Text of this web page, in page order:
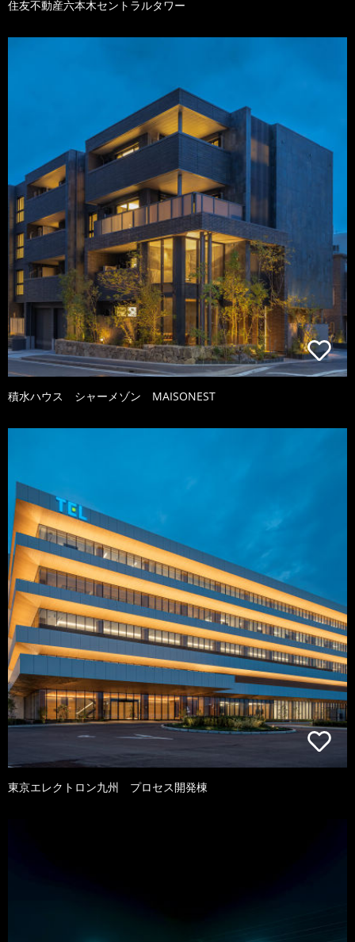
住友不動産六本木セントラルタワー
積水ハウス シャーメゾン MAISONEST
東京エレクトロン九州 プロセス開発棟